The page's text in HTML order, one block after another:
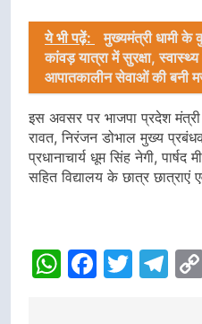
ये भी पढ़ें:
मुख्यमंत्री धामी
कांवड़ यात्रा में सुरक्षा,
आपातकालीन सेवाओं की बनी
इस अवसर पर भाजपा प्रदेश
रावत, निरंजन डोभाल मुख्य
प्रधानाचार्य धूम सिंह नेगी, पार्षद
सहित विद्यालय के छात्र छात्राएं
WhatsApp